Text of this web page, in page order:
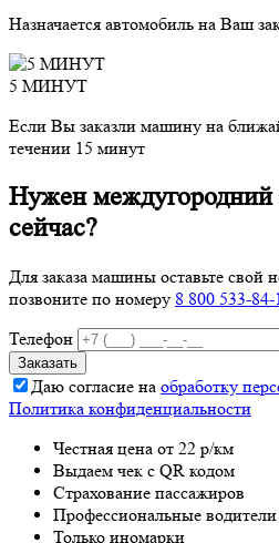
Назначается автомобиль на Ваш
5 МИНУТ
Если Вы заказли машину на
течении 15 минут
Нужен междугородний
сейчас?
Для заказа машины оставьте свой
позвоните по номеру 8 800 533-84-
Телефон
Даю согласие на обработку
Политика конфиденциальности
Честная цена от 22 р/км
Выдаем чек с QR кодом
Страхование пассажиров
Профессиональные водители
Только иномарки